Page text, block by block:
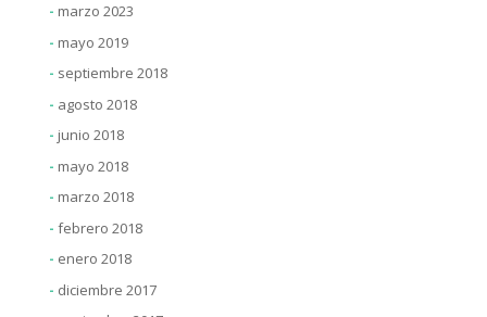
marzo 2023
mayo 2019
septiembre 2018
agosto 2018
junio 2018
mayo 2018
marzo 2018
febrero 2018
enero 2018
diciembre 2017